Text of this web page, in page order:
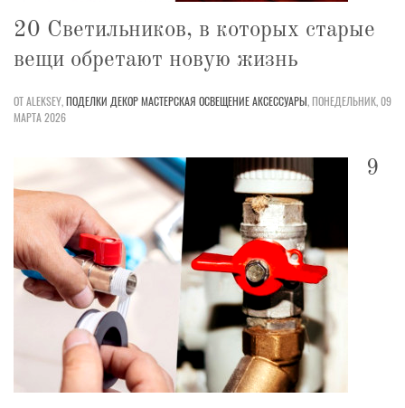
20 Светильников, в которых старые
вещи обретают новую жизнь
ОТ ALEKSEY,ПОДЕЛКИ ДЕКОРМАСТЕРСКАЯ ОСВЕЩЕНИЕАКСЕССУАРЫ,ПОНЕДЕЛЬНИК, 09
МАРТА 2026
9